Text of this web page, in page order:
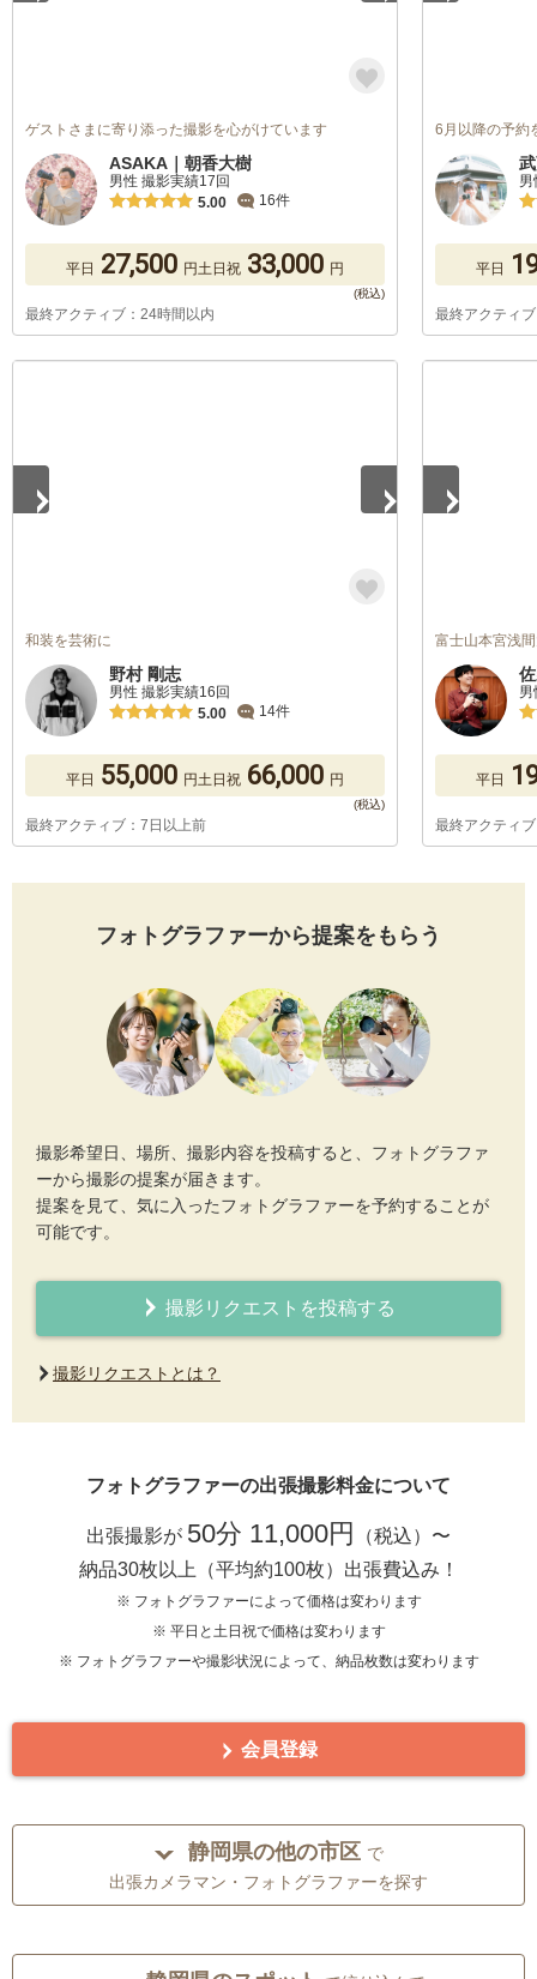
ゲストさまに寄り添った撮影を心がけています
ASAKA｜朝香大樹
男性 撮影実績17回
5.00
16件
平日 27,500 円土日祝 33,000 円
最終アクティブ：24時間以内
6月以降の予約
平日
最終アクティ
和装を芸術に
野村 剛志
男性 撮影実績16回
5.00
14件
平日 55,000 円土日祝 66,000 円
最終アクティブ：7日以上前
富士山本宮浅
男
平日
最終アクティ
フォトグラファーから提案をもらう
撮影希望日、場所、撮影内容を投稿すると、フォトグラファ
ーから撮影の提案が届きます。
提案を見て、気に入ったフォトグラファーを予約することが
可能です。
撮影リクエストを投稿する
撮影リクエストとは？
フォトグラファーの出張撮影料金について
出張撮影が 50分 11,000円
（税込）〜
納品30枚以上（平均約100枚）出張費込み！
※ フォトグラファーによって価格は変わります
※ 平日と土日祝で価格は変わります
※ フォトグラファーや撮影状況によって、納品枚数は変わります
会員登録
静岡県の他の市区 で
出張カメラマン・フォトグラファーを探す